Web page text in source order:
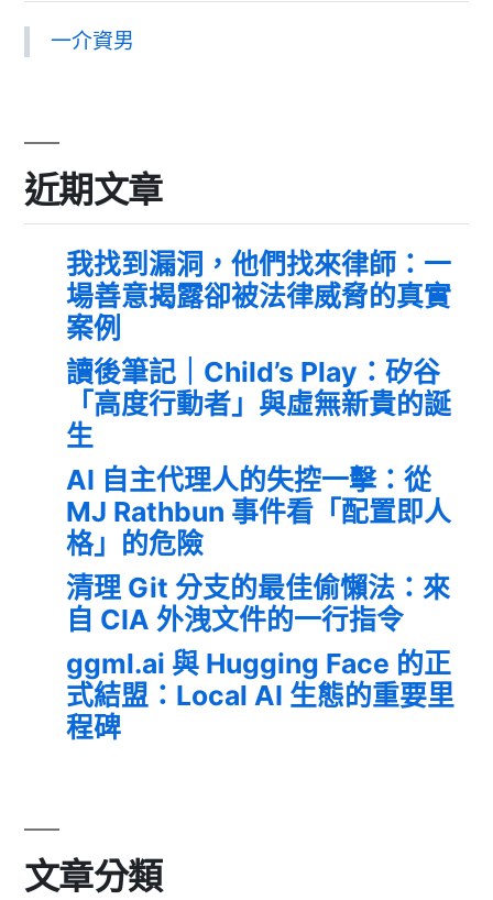
一介資男
近期文章
我找到漏洞，他們找來律師：一
場善意揭露卻被法律威脅的真實
案例
讀後筆記｜Child’s Play：矽谷
「高度行動者」與虛無新貴的誕
生
AI 自主代理人的失控一擊：從
MJ Rathbun 事件看「配置即人
格」的危險
清理 Git 分支的最佳偷懶法：來
自 CIA 外洩文件的一行指令
ggml.ai 與 Hugging Face 的正
式結盟：Local AI 生態的重要里
程碑
文章分類